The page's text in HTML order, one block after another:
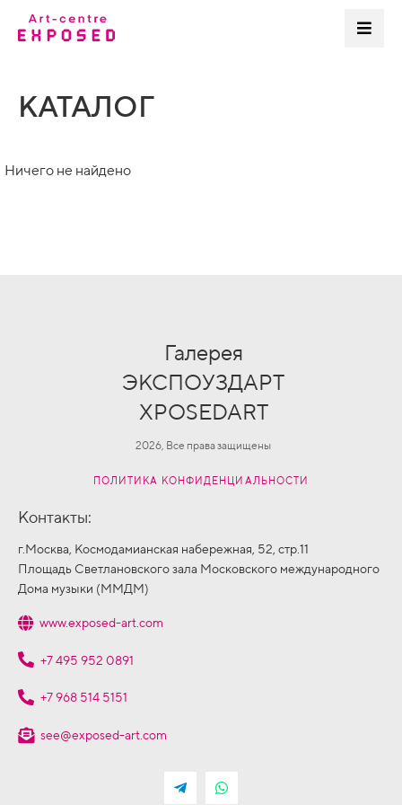
КАТАЛОГ
Ничего не найдено
Галерея
ЭКСПОУЗДАРТ
XPOSEDART
2026, Все права защищены
ПОЛИТИКА КОНФИДЕНЦИАЛЬНОСТИ
Контакты:
г.Москва, Космодамианская набережная, 52, стр.11
Площадь Светлановского зала Московского международного
Дома музыки (ММДМ)
www.exposed-art.com
+7 495 952 0891
+7 968 514 5151
see@exposed-art.com